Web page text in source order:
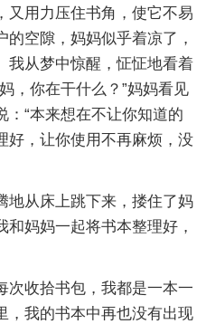
又用力压住书角，使它不易
空隙，妈妈似乎着凉了，
我从梦中惊醒，怔怔地看着
，你在干什么？”妈妈看见
“本来想在不让你知道的
好，让你使用不再麻烦，没
地从床上跳下来，搂住了妈
妈妈一起将书本整理好，
次收拾书包，我都是一本一
，我的书本中再也没有出现